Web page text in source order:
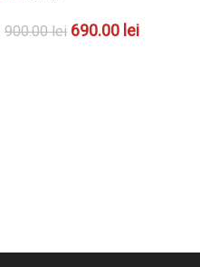
900.00lei 690.00 lei